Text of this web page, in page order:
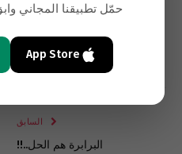
فيسبوك
السابق
البرابرة هم الحل..!!
حمّل تطبيقنا المجاني
App Store